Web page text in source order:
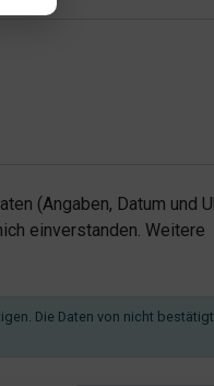
(Angaben, Datum und
einverstanden. Weitere
Die Daten von nicht